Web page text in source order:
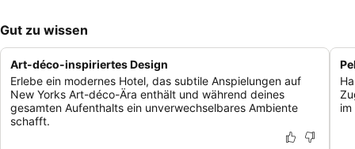
Gut zu wissen
Art-déco-inspiriertes Design
Erlebe ein modernes Hotel, das subtile Anspielungen auf
New Yorks Art-déco-Ära enthält und während deines
gesamten Aufenthalts ein unverwechselbares Ambiente
schafft.